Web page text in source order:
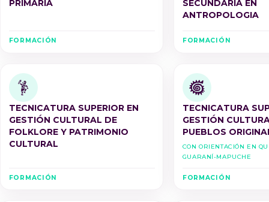
PRIMARIA
FORMACIÓN
SECUNDARIA EN
ANTROPOLOGIA
FORMACIÓN
TECNICATURA SUPERIOR EN
GESTIÓN CULTURAL DE
FOLKLORE Y PATRIMONIO
CULTURAL
FORMACIÓN
TECNICATURA
GESTIÓN
PUEBLOS
Con Orientación en
Guaraní-Mapuche
FORMACIÓN